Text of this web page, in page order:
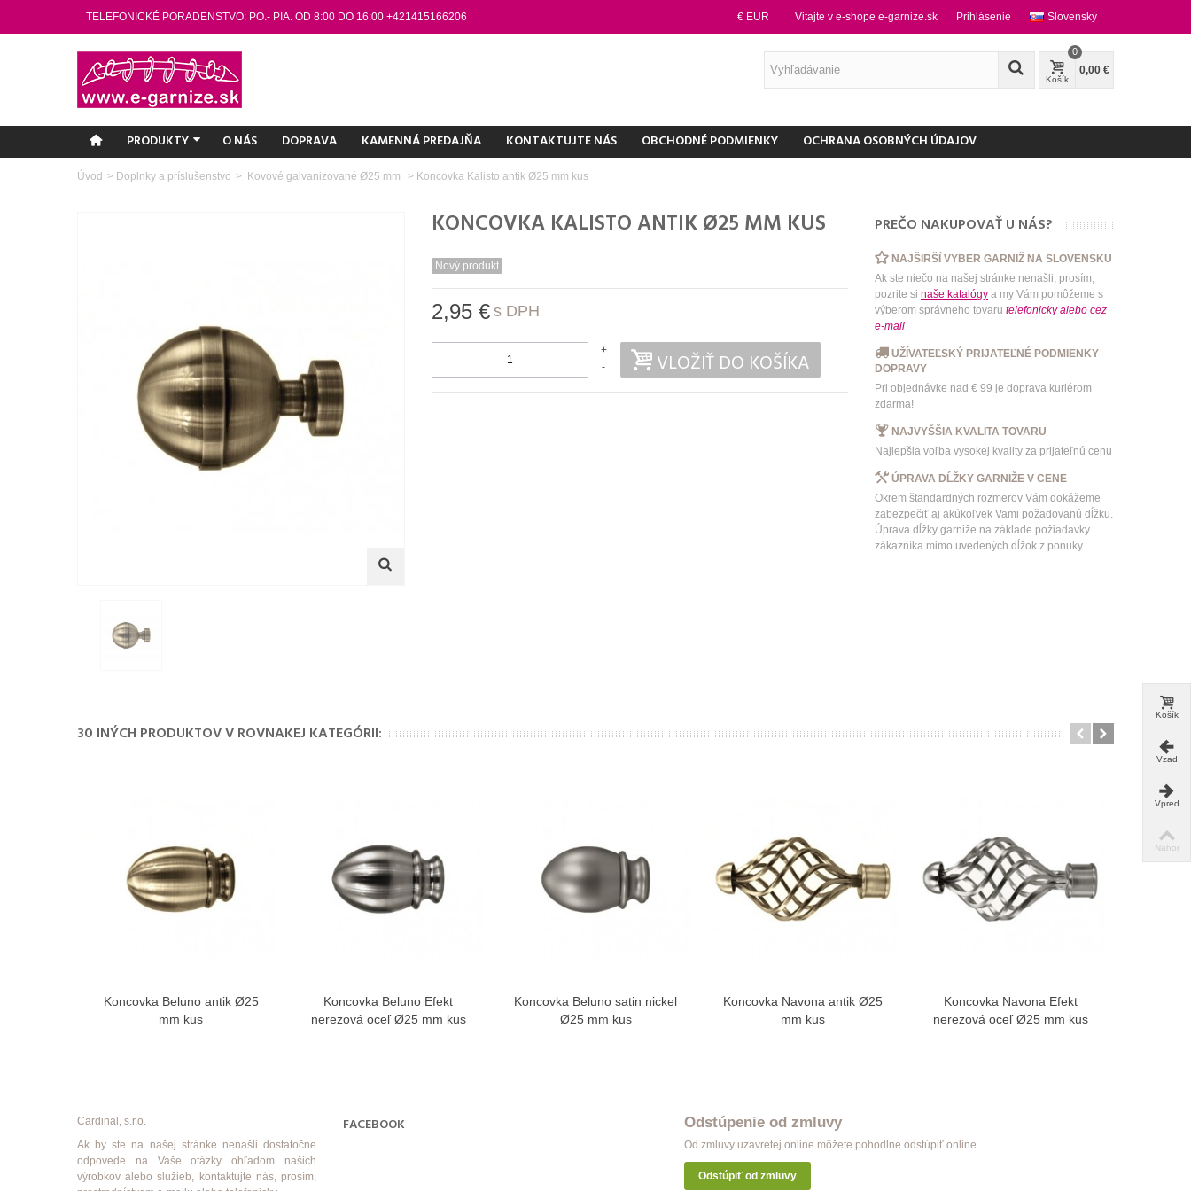
TELEFONICKÉ PORADENSTVO: PO.- PIA. OD 8:00 DO 16:00 +421415166206 Slovenský
Vitajte v e-shope e-garnize.sk Prihlásenie
€ EUR
Košík
0
0,00 €
PRODUKTY O NÁS DOPRAVA KAMENNÁ PREDAJŇA KONTAKTUJTE NÁS OBCHODNÉ PODMIENKY OCHRANA OSOBNÝCH ÚDAJOV
Úvod > Doplnky a príslušenstvo > Kovové galvanizované Ø25 mm > Koncovka Kalisto antik Ø25 mm kus
KONCOVKA KALISTO ANTIK Ø25 MM KUS
Nový produkt
2,95 € s DPH
-
+ VLOŽIŤ DO KOŠÍKA
PREČO NAKUPOVAŤ U NÁS?
NAJŠIRŠÍ VYBER GARNIŽ NA SLOVENSKU
Ak ste niečo na našej stránke nenašli, prosím,
pozrite si naše katalógya my Vám pomôžeme s
výberom správneho tovaru telefonicky alebo cez
e-mail
UŽÍVATEĽSKÝ PRIJATEĽNÉ PODMIENKY
DOPRAVY
Pri objednávke nad € 99 je doprava kuriérom
zdarma!
NAJVYŠŠIA KVALITA TOVARU
Najlepšia voľba vysokej kvality za prijateľnú cenu
ÚPRAVA DĹŽKY GARNIŽE V CENE
Okrem štandardných rozmerov Vám dokážeme
zabezpečiť aj akúkoľvek Vami požadovanú dĺžku.
Úprava dĺžky garniže na základe požiadavky
zákazníka mimo uvedených dĺžok z ponuky.
30 INÝCH PRODUKTOV V ROVNAKEJ KATEGÓRII:
Zobraziť viac
Koncovka Beluno antik Ø25
mm kus
Zobraziť viac
Koncovka Beluno Efekt
nerezová oceľ Ø25 mm kus
Zobraziť viac
Koncovka Beluno satin nickel
Ø25 mm kus
Zobraziť viac
Koncovka Navona antik Ø25
mm kus
Zobraziť viac
Koncovka Navona Efekt
nerezová oceľ Ø25 mm kus
Cardinal, s.r.o.
Ak by ste na našej stránke nenašli dostatočne
odpovede na Vaše otázky ohľadom našich
výrobkov alebo služieb, kontaktujte nás, prosím,
FACEBOOK Odstúpenie od zmluvy
Od zmluvy uzavretej online môžete pohodlne odstúpiť online.
Odstúpiť od zmluvy
Košík
Vzad
Vpred
Nahor